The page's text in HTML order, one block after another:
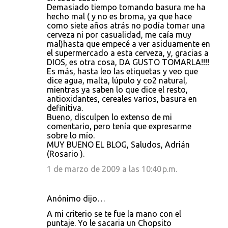
Demasiado tiempo tomando basura me ha
hecho mal ( y no es broma, ya que hace
como siete años atrás no podía tomar una
cerveza ni por casualidad, me caía muy
mal)hasta que empecé a ver asiduamente en
el supermercado a esta cerveza, y, gracias a
DIOS, es otra cosa, DA GUSTO TOMARLA!!!!
Es más, hasta leo las etiquetas y veo que
dice agua, malta, lúpulo y co2 natural,
mientras ya saben lo que dice el resto,
antioxidantes, cereales varios, basura en
definitiva.
Bueno, disculpen lo extenso de mi
comentario, pero tenía que expresarme
sobre lo mío.
MUY BUENO EL BLOG, Saludos, Adrián
(Rosario ).
1 de marzo de 2009 a las 10:40 p.m.
Anónimo dijo…
A mi criterio se te fue la mano con el
puntaje. Yo le sacaria un Chopsito